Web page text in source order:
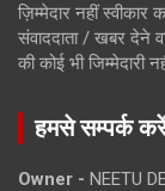
ज़िम्मेदार नहीं
संवाददाता / खबर देने
की कोई भी जिम्मेदारी
हमसे सम्पर्क
Owner - NEETU